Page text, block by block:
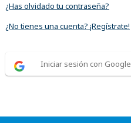
¿Has olvidado tu contraseña?
¿No tienes una cuenta? ¡Regístrate!
Iniciar sesión con Google